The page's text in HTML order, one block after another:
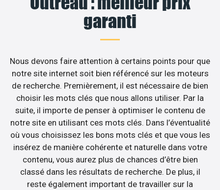
garanti
Nous devons faire attention à certains points pour que
notre site internet soit bien référencé sur les moteurs
de recherche. Premièrement, il est nécessaire de bien
choisir les mots clés que nous allons utiliser. Par la
suite, il importe de penser à optimiser le contenu de
notre site en utilisant ces mots clés. Dans l’éventualité
où vous choisissez les bons mots clés et que vous les
insérez de manière cohérente et naturelle dans votre
contenu, vous aurez plus de chances d’être bien
classé dans les résultats de recherche. De plus, il
reste également important de travailler sur la